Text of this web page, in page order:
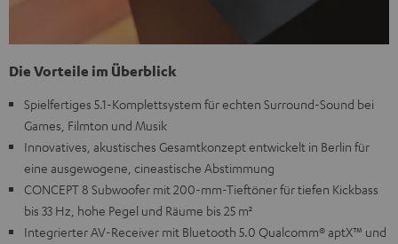
Die Vorteile im Überblick
Spielfertiges 5.1-Komplettsystem für echten Surround-Sound bei
Games, Filmton und Musik
Innovatives, akustisches Gesamtkonzept entwickelt in Berlin für
eine ausgewogene, cineastische Abstimmung
CONCEPT 8 Subwoofer mit 200-mm-Tieftöner für tiefen Kickbass
bis 33 Hz, hohe Pegel und Räume bis 25 m²
Integrierter AV-Receiver mit Bluetooth 5.0 Qualcomm® aptX™ und